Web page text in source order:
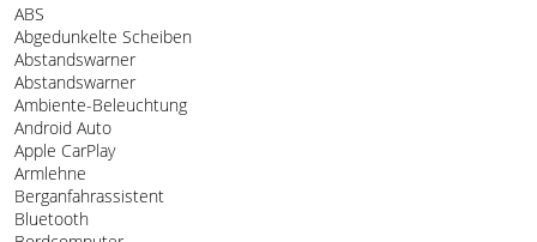
ABS
Abgedunkelte Scheiben
Abstandswarner
Abstandswarner
Ambiente-Beleuchtung
Android Auto
Apple CarPlay
Armlehne
Berganfahrassistent
Bluetooth